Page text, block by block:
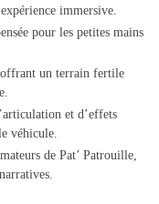
immersive.
pour les petites mains
offrant un terrain fertile
et d’effets
véhicule.
de Pat’ Patrouille,